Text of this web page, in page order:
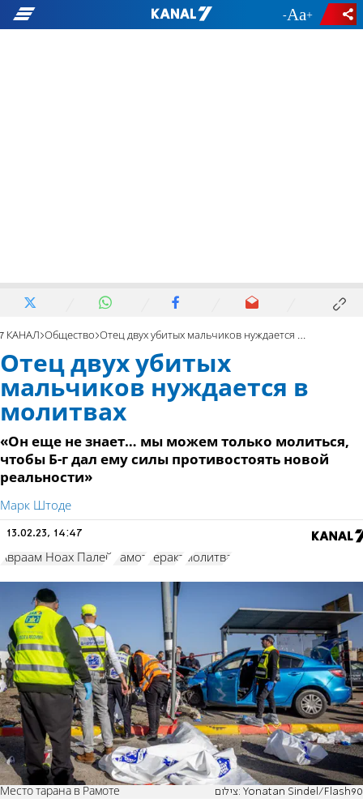
- +
7 КАНАЛ Общество Отец двух убитых мальчиков нуждается в молитвах
Отец двух убитых
мальчиков нуждается в
молитвах
«Он еще не знает… мы можем только молиться,
чтобы Б-г дал ему силы противостоять новой
реальности»
Марк Штоде
13.02.23, 14:47
Авраам Ноах Палей Рамот теракт молитва
Место тарана в Рамоте צילום: Yonatan Sindel/Flash90